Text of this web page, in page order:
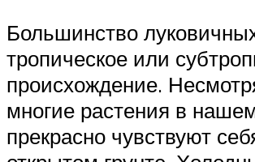
Большинство
тропическое или
происхождение.
многие растения в
прекрасно чувствуют